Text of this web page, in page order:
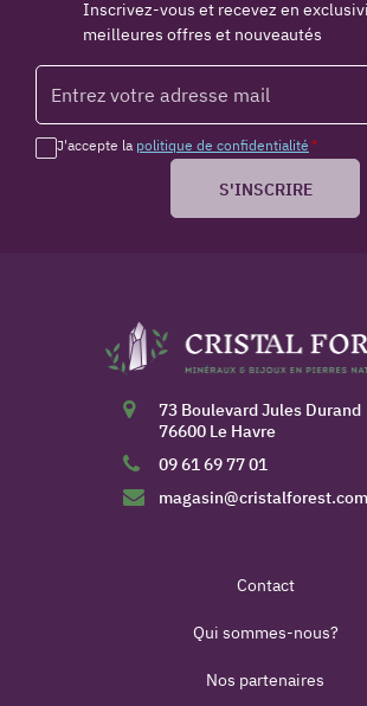
Inscrivez-vous et recevez en
meilleures offres et nouveautés
J'accepte la politique de confidentialité *
S'INSCRIRE
73 Boulevard Jules Durand
76600 Le Havre
09 61 69 77 01
magasin@cristalforest.com
Contact
Qui sommes-nous?
Nos partenaires